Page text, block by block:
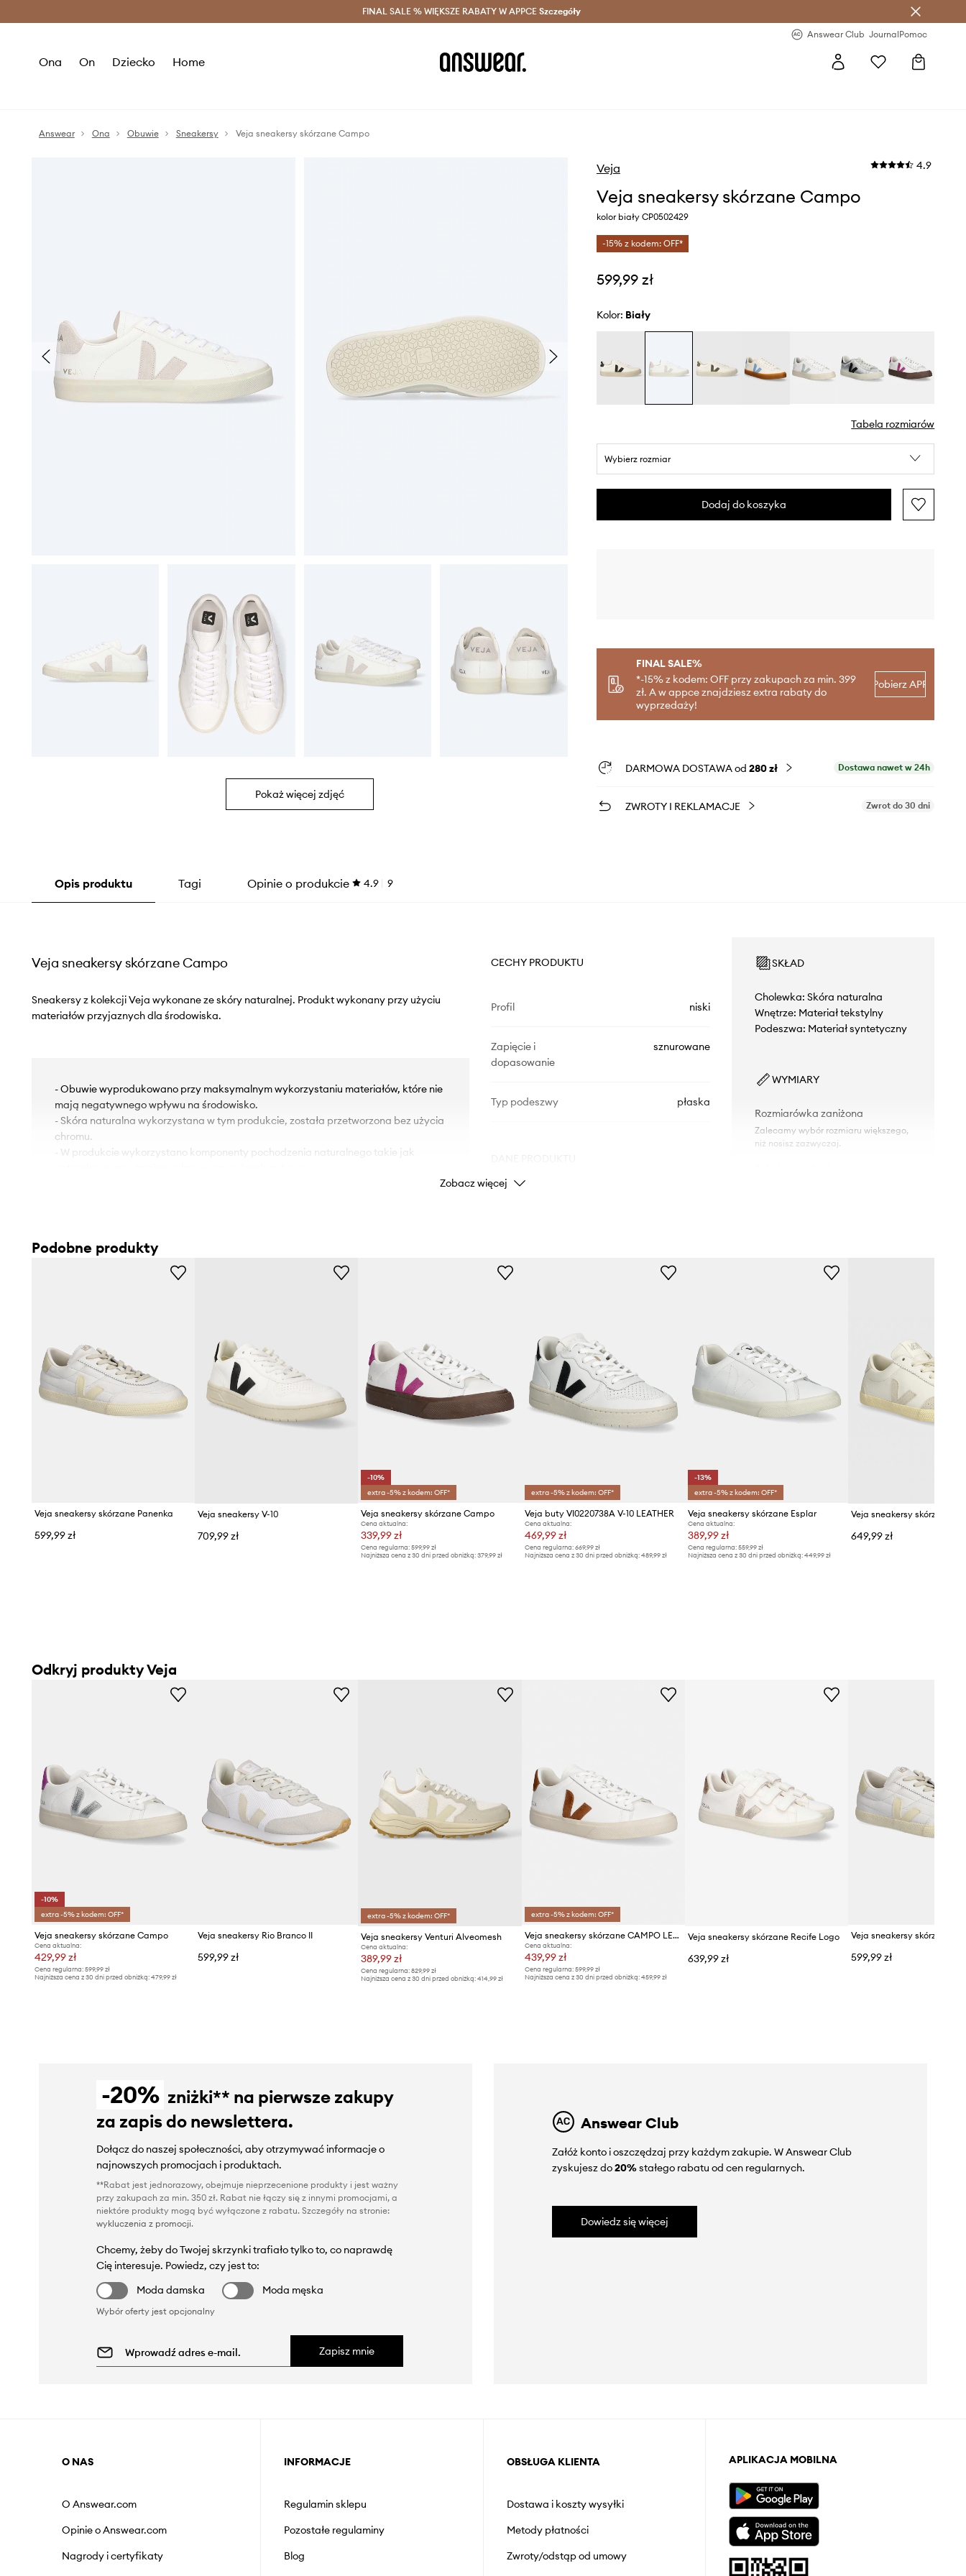
Oszczędzaj z Answear Club > Dostawa nawet w 24h >
FINAL SALE % WIĘKSZE RABATY W APPCE Szczegóły
Answear Club JournalPomoc
Ona On Dziecko Home
Answear Ona Obuwie Sneakersy Veja sneakersy skórzane Campo
Pokaż więcej zdjęć
Veja 4.9
Veja sneakersy skórzane Campo
kolor biały CP0502429
-15% z kodem: OFF*
599,99 zł
Kolor: biały
Tabela rozmiarów
Wybierz rozmiar
Dodaj do koszyka
FINAL SALE%
*-15% z kodem: OFF przy zakupach za min. 399
zł. A w appce znajdziesz extra rabaty do
wyprzedaży!
Pobierz APP
DARMOWA DOSTAWA od 280 zł Dostawa nawet w 24h
ZWROTY I REKLAMACJE Zwrot do 30 dni
Opis produktu Tagi Opinie o produkcie 4.9 9
Veja sneakersy skórzane Campo
Sneakersy z kolekcji Veja wykonane ze skóry naturalnej. Produkt wykonany przy użyciu
materiałów przyjaznych dla środowiska.
- Obuwie wyprodukowano przy maksymalnym wykorzystaniu materiałów, które nie
mają negatywnego wpływu na środowisko.
- Skóra naturalna wykorzystana w tym produkcie, została przetworzona bez użycia
chromu.
- W produkcie wykorzystano komponenty pochodzenia naturalnego takie jak
recyklingu. Dzięki swojej siateczkowej strukturze, wyściółka ta zapewnia
maksymalny komfort noszenia i wysoki poziom oddychalności.
- Gumowa podeszwa.
CECHY PRODUKTU
Profil niski
Zapięcie i
dopasowanie
sznurowane
Typ podeszwy płaska
Marka
ID Produktu
SKŁAD
Cholewka: Skóra naturalna
Wnętrze: Materiał tekstylny
Podeszwa: Materiał syntetyczny
WYMIARY
Rozmiarówka zaniżona
Zalecamy wybór rozmiaru większego,
niż nosisz zazwyczaj.
Zobacz więcej
Podobne produkty
Veja sneakersy skórzane Panenka
599,99 zł
Veja sneakersy V-10
709,99 zł
-10%
extra -5% z kodem: OFF*
Veja sneakersy skórzane Campo
Cena aktualna:
339,99 zł
Cena regularna: 599,99 zł
Najniższa cena z 30 dni przed obniżką: 379,99 zł
extra -5% z kodem: OFF*
Veja buty VI0220738A V-10 LEATHER
Cena aktualna:
469,99 zł
Cena regularna: 669,99 zł
Najniższa cena z 30 dni przed obniżką: 489,99 zł
-13%
extra -5% z kodem: OFF*
Veja sneakersy skórzane Esplar
Cena aktualna:
389,99 zł
Cena regularna:559,99 zł
Najniższa cena z 30 dni przed obniżką:449,99 zł
Veja sneakersy skórzane
649,99 zł
Odkryj produkty Veja
-10%
extra -5% z kodem: OFF*
Veja sneakersy skórzane Campo
Cena aktualna:
429,99 zł
Cena regularna: 599,99 zł
Najniższa cena z 30 dni przed obniżką: 479,99 zł
Veja sneakersy Rio Branco II
599,99 zł
extra -5% z kodem: OFF*
Veja sneakersy Venturi Alveomesh
Cena aktualna:
389,99 zł
Cena regularna: 829,99 zł
Najniższa cena z 30 dni przed obniżką: 414,99 zł
extra -5% z kodem: OFF*
Veja sneakersy skórzane CAMPO LEATHER
Cena aktualna:
439,99 zł
Cena regularna: 599,99 zł
Najniższa cena z 30 dni przed obniżką: 459,99 zł
Veja sneakersy skórzane Recife Logo
639,99 zł
Veja sneakersy skórzane
599,99 zł
-20% zniżki** na pierwsze zakupy
za zapis do newslettera.
Dołącz do naszej społeczności, aby otrzymywać informacje o
najnowszych promocjach i produktach.
**Rabat jest jednorazowy, obejmuje nieprzecenione produkty i jest ważny
przy zakupach za min. 350 zł. Rabat nie łączy się z innymi promocjami, a
niektóre produkty mogą być wyłączone z rabatu. Szczegóły na stronie:
wykluczenia z promocji.
Chcemy, żeby do Twojej skrzynki trafiało tylko to, co naprawdę
Cię interesuje. Powiedz, czy jest to:
Moda damska
Moda męska
Wybór oferty jest opcjonalny
Zapisz mnie
Answear Club
Załóż konto i oszczędzaj przy każdym zakupie. W Answear Club
zyskujesz do20%stałego rabatu od cen regularnych.
Dowiedz się więcej
O NAS
O Answear.com
Opinie o Answear.com
Nagrody i certyfikaty
INFORMACJE
Regulamin sklepu
Pozostałe regulaminy
Blog
OBSŁUGA KLIENTA
Dostawa i koszty wysyłki
Metody płatności
Zwroty/odstąp od umowy
APLIKACJA MOBILNA